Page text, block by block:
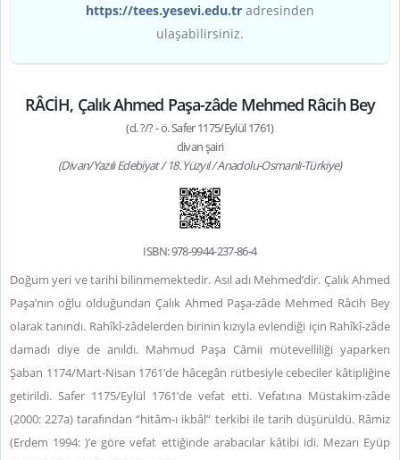
https://tees.yesevi.edu.tr adresinden
ulaşabilirsiniz.
RÂCİH, Çalık Ahmed Paşa-zâde Mehmed Râcih Bey
(d. ?/? - ö. Safer 1175/Eylül 1761)
divan şairi
(Divan/Yazılı Edebiyat / 18. Yüzyıl / Anadolu-Osmanlı-Türkiye)
ISBN: 978-9944-237-86-4
Doğum yeri ve tarihi bilinmemektedir. Asıl adı Mehmed’dir. Çalık Ahmed
Paşa’nın oğlu olduğundan Çalık Ahmed Paşa-zâde Mehmed Râcih Bey
olarak tanındı. Rahîkî-zâdelerden birinin kızıyla evlendiği için Rahîkî-zâde
damadı diye de anıldı. Mahmud Paşa Câmii mütevelliliği yaparken
Şaban 1174/Mart-Nisan 1761’de hâcegân rütbesiyle cebeciler kâtipliğine
getirildi. Safer 1175/Eylül 1761’de vefat etti. Vefatına Müstakim-zâde
(2000: 227a) tarafından “hitâm-ı ikbâl” terkibi ile tarih düşürüldü. Râmiz
(Erdem 1994: )’e göre vefat ettiğinde arabacılar kâtibi idi. Mezarı Eyüp